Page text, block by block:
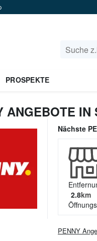
PROSPEKTE
ANGEBOTE
Nächste
2.8km
PENNY